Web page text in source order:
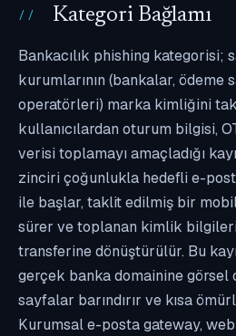
Kategori Bağlamı
Bankacılık phishing kategorisi;
kurumlarının (bankalar, ödeme
operatörleri) marka kimliğini
kullanıcılardan oturum bilgisi,
verisi toplamayı amaçladığı
zinciri çoğunlukla hedefli e-
ile başlar, taklit edilmiş bir
sürer ve toplanan kimlik
transferine dönüştürülür. Bu
gerçek banka domainine görsel
sayfalar barındırır ve kısa
Kurumsal e-posta gateway,